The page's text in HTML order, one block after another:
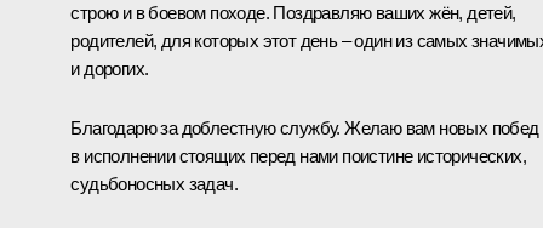
строю и в боевом походе. Поздравляю ваших жён, детей,
родителей, для которых этот день – один из самых
и дорогих.
Благодарю за доблестную службу. Желаю вам новых побед
в исполнении стоящих перед нами поистине исторических,
судьбоносных задач.